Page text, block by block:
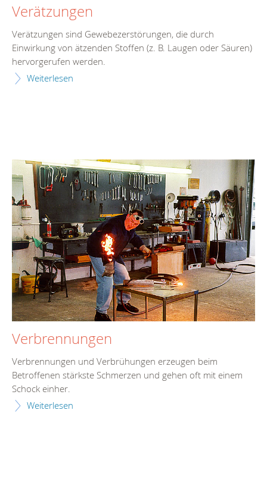
Verätzungen
Verätzungen sind Gewebezerstörungen, die durch
Einwirkung von ätzenden Stoffen (z. B. Laugen oder Säuren)
hervorgerufen werden.
Weiterlesen
Verbrennungen
Verbrennungen und Verbrühungen erzeugen beim
Betroffenen stärkste Schmerzen und gehen oft mit einem
Schock einher.
Weiterlesen